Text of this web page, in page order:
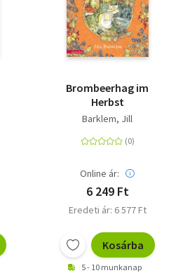
Brombeerhag im
Herbst
Barklem, Jill
Online ár:
6 249 Ft
Eredeti ár: 6 577 Ft
Kosárba
5 - 10 munkanap